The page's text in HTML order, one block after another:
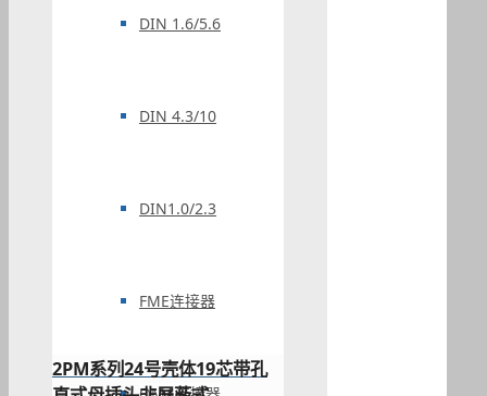
DIN 1.6/5.6
DIN 4.3/10
DIN1.0/2.3
FME连接器
2PM系列24号壳体19芯带孔